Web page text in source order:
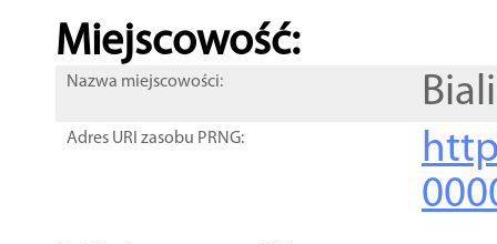
Miejscowość:
Nazwa miejscowości:
Adres URI zasobu PRNG: